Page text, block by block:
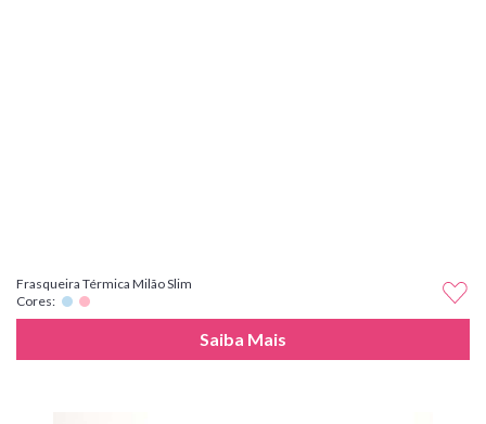
Frasqueira Térmica Milão Slim
Cores:
Saiba Mais